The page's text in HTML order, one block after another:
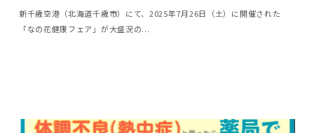
新千歳空港（北海道千歳市）にて、2025年7月26日（土）に開催された
「なの花健康フェア」が大盛況の...